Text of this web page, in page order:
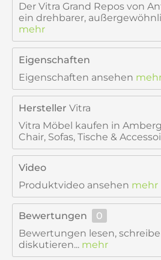
Der Vitra Grand Repos von
ein drehbarer,
mehr
Eigenschaften
Eigenschaften ansehen
Hersteller Vitra
Vitra Möbel kaufen in
Chair, Sofas, Tische &
Video
Produktvideo ansehen mehr
Bewertungen
0
Bewertungen lesen,
diskutieren... mehr